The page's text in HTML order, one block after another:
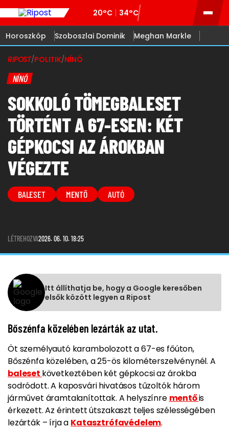
20°C 34°C
Horoszkóp Szoboszlai Dominik Meghan Markle
RIPOST/POLITIK/NÍNÓ
NÍNÓ
SOKKOLÓ TÖMEGBALESET
TÖRTÉNT A 67-ESEN: KÉT
GÉPKOCSI AZ ÁROKBAN
VÉGEZTE
BALESET MENTŐ AUTÓ
LÉTREHOZVA2026. 06. 10. 18:25
Itt állíthatja be, hogy a Google keresőben
elsők között legyen a Ripost
Bőszénfa közelében lezárták az utat.
Öt személyautó karambolozott a 67-es főúton,
Bőszénfa közelében, a 25-ös kilométerszelvénynél. A
baleset következtében két gépkocsi az árokba
sodródott. A kaposvári hivatásos tűzoltók három
járművet áramtalanítottak. A helyszínre mentőis
érkezett. Az érintett útszakaszt teljes szélességében
lezárták – írja a Katasztrófavédelem.